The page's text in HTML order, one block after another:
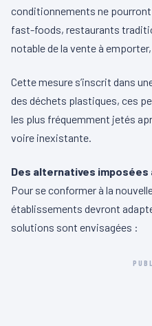
conditionnements ne
fast-foods, restaurants
notable de la vente à
Cette mesure s’inscrit dans
des déchets plastiques, ces
les plus fréquemment jetés
voire inexistante.
Des alternatives
Pour se conformer à la
établissements devront
solutions sont envisagées :